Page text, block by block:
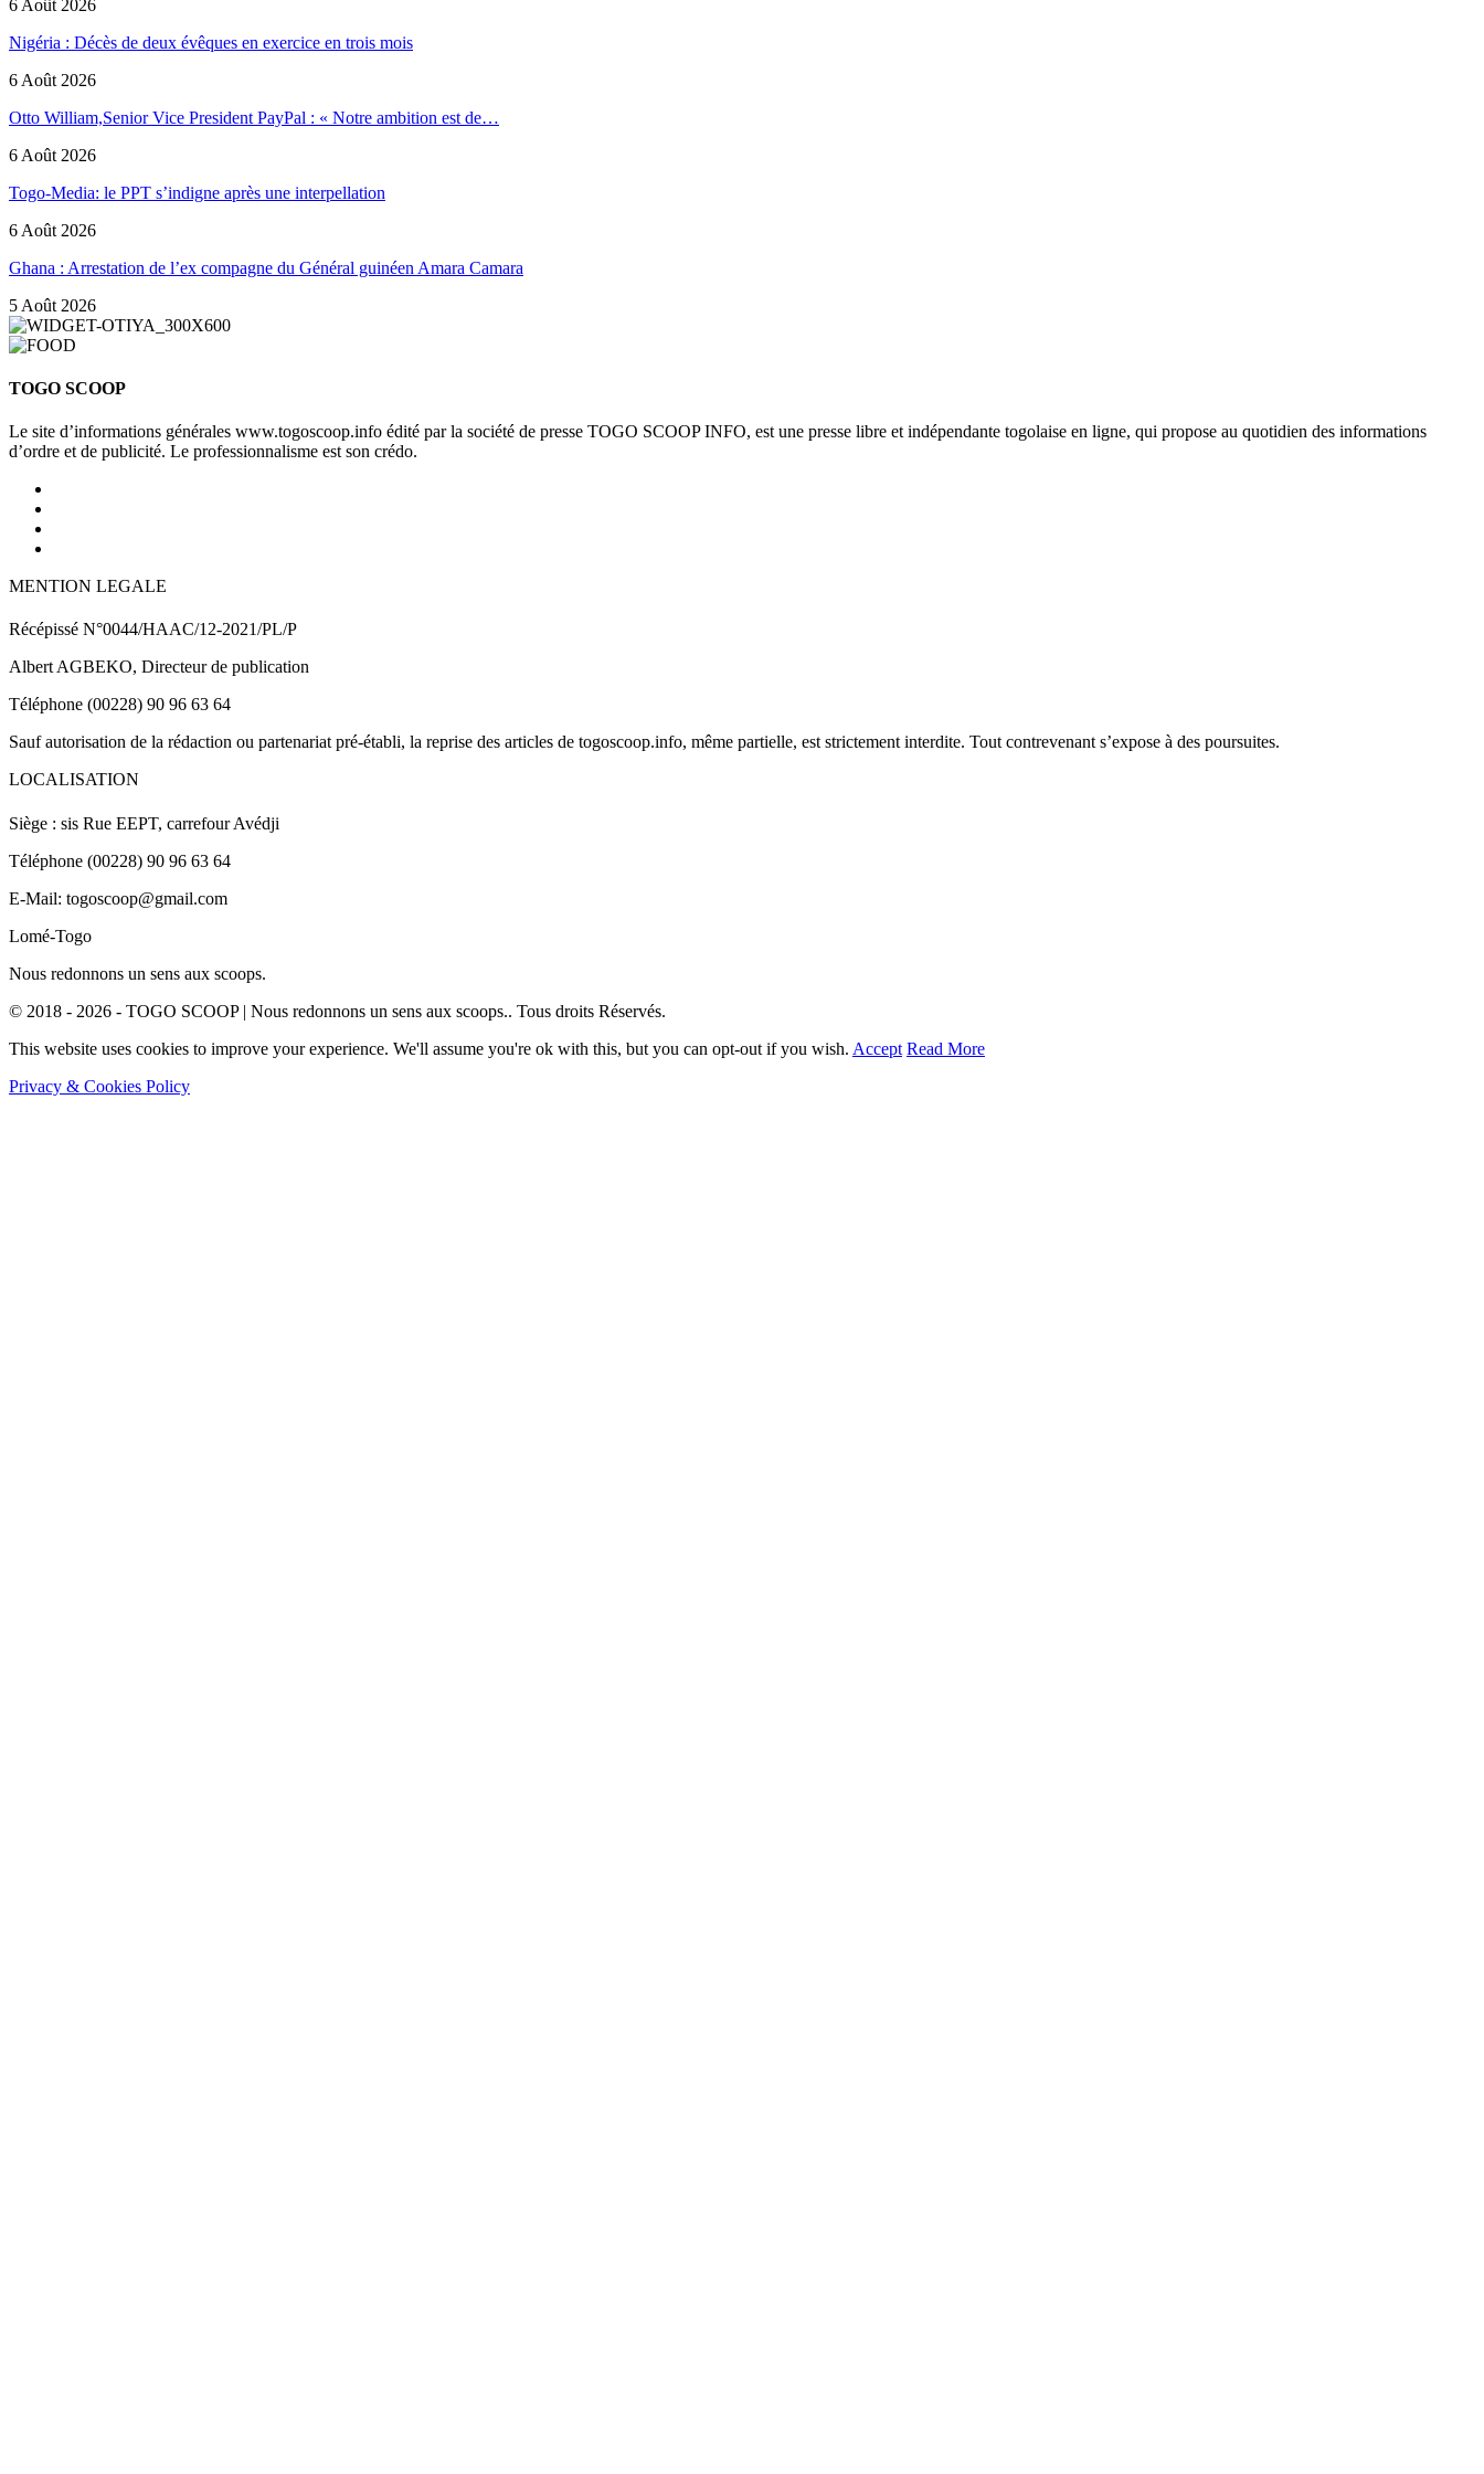
6 Août 2026
Nigéria : Décès de deux évêques en exercice en trois mois
6 Août 2026
Otto William,Senior Vice President PayPal : « Notre ambition est de…
6 Août 2026
Togo-Media: le PPT s’indigne après une interpellation
6 Août 2026
Ghana : Arrestation de l’ex compagne du Général guinéen Amara Camara
5 Août 2026
TOGO SCOOP
Le site d’informations générales www.togoscoop.info édité par la société de presse TOGO SCOOP INFO, est une presse libre et indépendante togolaise en ligne, qui propose au quotidien des informations
d’ordre et de publicité. Le professionnalisme est son crédo.
MENTION LEGALE
Récépissé N°0044/HAAC/12-2021/PL/P
Albert AGBEKO, Directeur de publication
Téléphone (00228) 90 96 63 64
Sauf autorisation de la rédaction ou partenariat pré-établi, la reprise des articles de togoscoop.info, même partielle, est strictement interdite. Tout contrevenant s’expose à des poursuites.
LOCALISATION
Siège : sis Rue EEPT, carrefour Avédji
Téléphone (00228) 90 96 63 64
E-Mail: togoscoop@gmail.com
Lomé-Togo
Nous redonnons un sens aux scoops.
© 2018 - 2026 - TOGO SCOOP | Nous redonnons un sens aux scoops.. Tous droits Réservés.
This website uses cookies to improve your experience. We'll assume you're ok with this, but you can opt-out if you wish. Accept Read More
Privacy & Cookies Policy